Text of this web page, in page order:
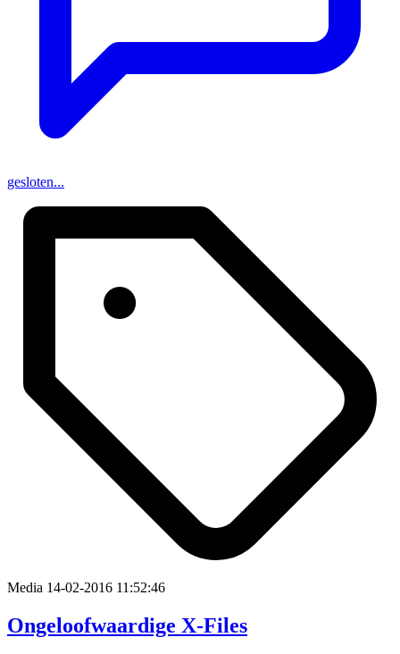
gesloten...
Media 14-02-2016 11:52:46
Ongeloofwaardige X-Files